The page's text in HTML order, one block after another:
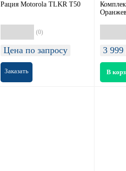
Рация Motorola TLKR T50
(0)
Цена по запросу
Заказать
3 999